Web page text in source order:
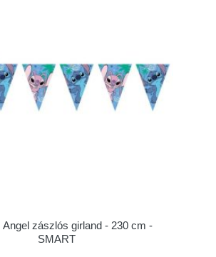
Angel zászlós girland - 230 cm -
SMART